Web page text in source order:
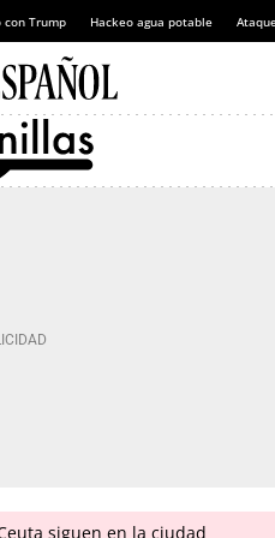
Trump Hackeo agua potable
siguen en la ciudad